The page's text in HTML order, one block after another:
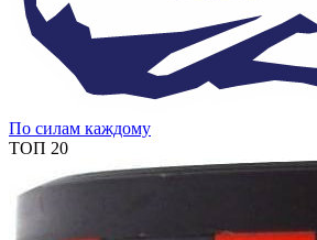
По силам каждому
ТОП 20